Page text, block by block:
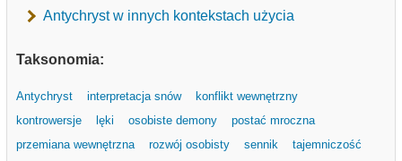
Antychryst w innych kontekstach użycia
Taksonomia:
Antychryst interpretacja snów
konflikt wewnętrzny
kontrowersje
lęki osobiste demony
postać mroczna
przemiana wewnętrzna
rozwój osobisty sennik
tajemniczość